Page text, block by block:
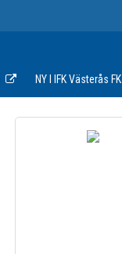
NY I IFK Västerås FK